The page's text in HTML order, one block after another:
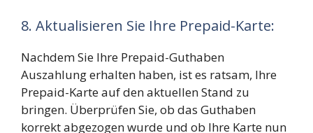
8. Aktualisieren Sie Ihre Prepaid-Karte:
Nachdem Sie Ihre Prepaid-Guthaben
Auszahlung erhalten haben, ist es ratsam, Ihre
Prepaid-Karte auf den aktuellen Stand zu
bringen. Überprüfen Sie, ob das Guthaben
korrekt abgezogen wurde und ob Ihre Karte nun